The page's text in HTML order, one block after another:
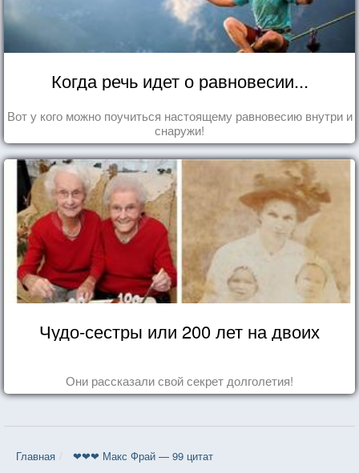
Когда речь идет о равновесии...
Вот у кого можно поучиться настоящему равновесию внутри и
снаружи!
Чудо-сестры или 200 лет на двоих
Они рассказали свой секрет долголетия!
Главная ❤❤❤ Макс Фрай — 99 цитат